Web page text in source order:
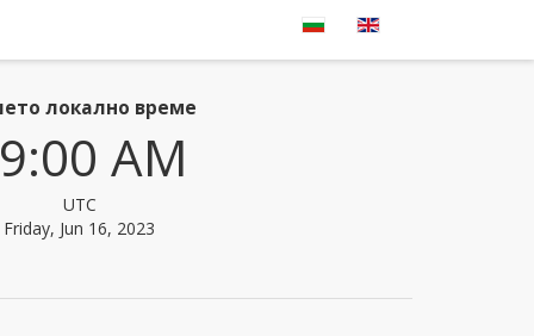
локално време
AM
UTC
Friday, Jun 16, 2023